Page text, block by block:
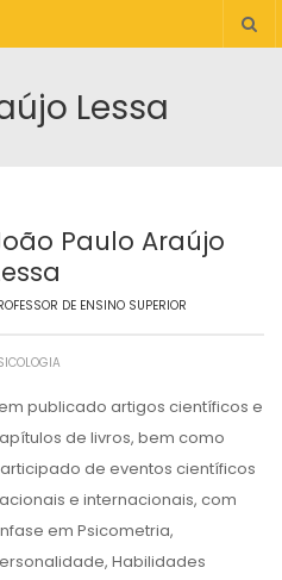
Lessa
Paulo Araújo
DE ENSINO SUPERIOR
publicado artigos científicos e
de livros, bem como
de eventos científicos
e internacionais, com
em Psicometria,
Habilidades